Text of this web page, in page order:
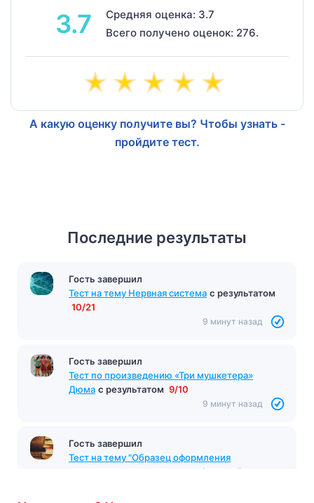
3.7
Средняя оценка: 3.7
Всего получено оценок: 276.
А какую оценку получите вы? Чтобы узнать -
пройдите тест.
Последние результаты
Гость завершил
Тест на тему Нервная система с результатом
10/21
9 минут назад
Гость завершил
Тест по произведению «Три мушкетера»
Дюма с результатом 9/10
9 минут назад
Гость завершил
Тест на тему "Образец оформления
читательского дневника для 1 класса"